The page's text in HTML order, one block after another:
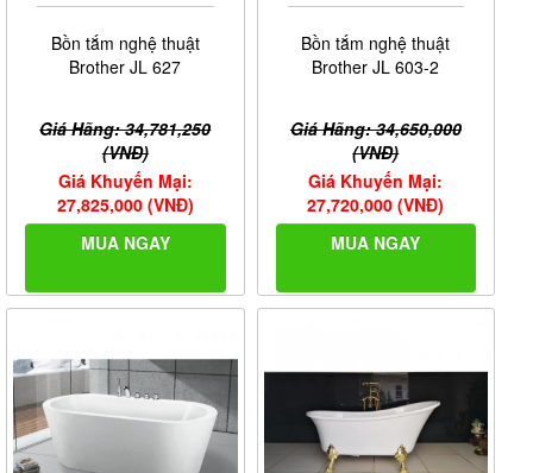
Bồn tắm nghệ thuật
Brother JL 627
Giá Hãng: 34,781,250
(VNĐ)
Giá Khuyến Mại:
27,825,000 (VNĐ)
MUA NGAY
Bồn tắm nghệ thuật
Brother JL 603-2
Giá Hãng: 34,650,000
(VNĐ)
Giá Khuyến Mại:
27,720,000 (VNĐ)
MUA NGAY